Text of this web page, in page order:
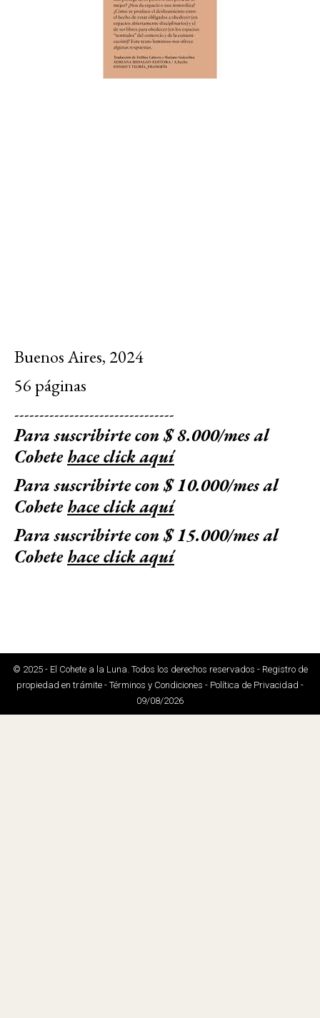
Buenos Aires, 2024
56 páginas
--------------------------------
Para suscribirte con $ 8.000/mes al
Cohetehace click aquí
Para suscribirte con $ 10.000/mes al
Cohetehace click aquí
Para suscribirte con $ 15.000/mes al
Cohetehace click aquí
© 2025 - El Cohete a la Luna. Todos los derechos reservados - Registro de
propiedad en trámite - Términos y Condiciones - Política de Privacidad -
09/08/2026